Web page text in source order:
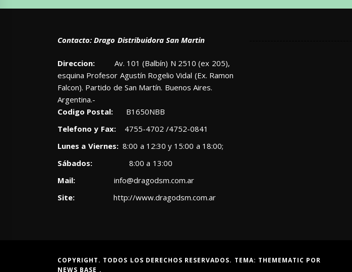
Contacto: Drago Distribuidora San Martin
Direccion: Av. 101 (Balbín) N 2510 (ex 205),
esquina Profesor Agustín Rogelio Vidal (Ex. Ramon
Falcon). Partido de San Martín. Buenos Aires.
Argentina.-
Codigo Postal: B1650NBB
Telefono y Fax:4755-4702 /4752-0841
Lunes a Viernes:8:00 a 12:30 y 15:00 a 18:00;
Sábados: 8:00 a 13:00
Mail:
info@dragodsm.com.ar
Site:
http://www.dragodsm.com.ar
COPYRIGHT. TODOS LOS DERECHOS RESERVADOS. TEMA: THEMEMATIC POR
NEWS BASE .